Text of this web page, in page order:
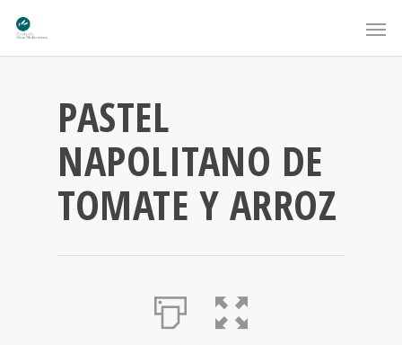
PASTEL
NAPOLITANO DE
TOMATE Y ARROZ